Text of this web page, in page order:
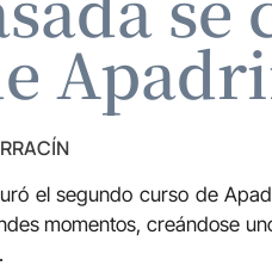
el segundo curso de
momentos, creándose